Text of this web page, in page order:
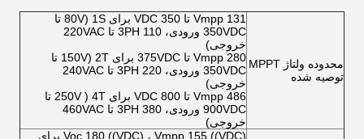
محدوده ولتاژ MPPT
توصیه شده
Vmpp 131 تا 350 VDC برای 1S (80V تا
350VDC ورودی، 3PH 110 تا 220VAC
خروجی)
Vmpp 280 تا 375VDC برای 2T (150V تا
350VDC ورودی، 3PH 220 تا 240VAC
خروجی)
Vmpp 486 تا 800 VDC برای 4T ( 250V تا
900VDC ورودی، 3PH 380 تا 460VAC
خروجی)
Voc 180 ((VDC) ، Vmpp 155 ((VDC) برای